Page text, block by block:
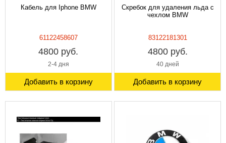
Кабель для Iphone BMW
61122458607
4800 руб.
2-4 дня
Добавить в корзину
Скребок для удаления льда с
чехлом BMW
83122181301
4800 руб.
40 дней
Добавить в корзину